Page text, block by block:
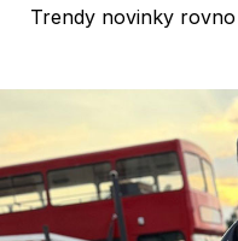
Trendy novinky